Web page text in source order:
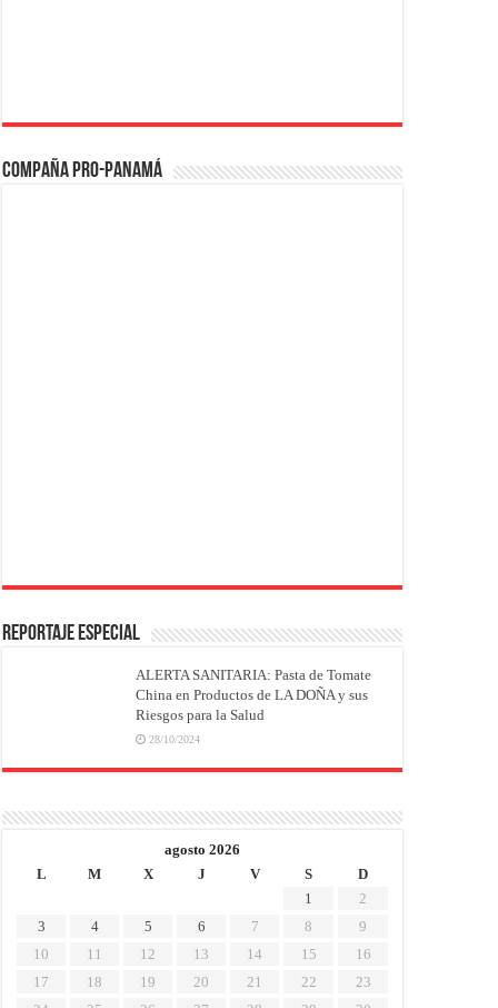
Compaña PRO-Panamá
REPORTAJE ESPECIAL
ALERTA SANITARIA: Pasta de Tomate
China en Productos de LA DOÑA y sus
Riesgos para la Salud
28/10/2024
agosto 2026
L
M X J V S
D
1
2
3
4 5 6 7 8
9
10
11 12 13 14 15
16
17
18 19 20 21 22
23